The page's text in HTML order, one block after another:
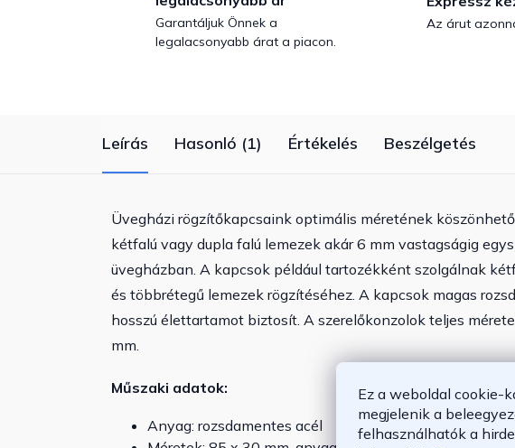
Ez a weboldal cookie-
megjelenik a
felhasználhatók a
Garantáljuk Önnek a
legalacsonyabb árat a piacon.
Az árut
Leírás Hasonló (1) Értékelés Beszélgetés
Üvegházi rögzítőkapcsaink optimális méretének
kétfalú vagy dupla falú lemezek akár 6 mm vastagságig
üvegházban. A kapcsok például tartozékként szolgálnak
és többrétegű lemezek rögzítéséhez. A kapcsok magas
hosszú élettartamot biztosít. A szerelőkonzolok teljes
mm.
Műszaki adatok:
Anyag: rozsdamentes acél